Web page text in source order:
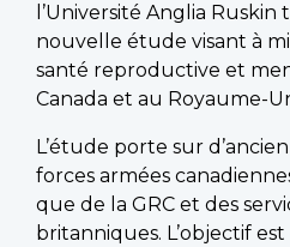
l’Université Anglia
nouvelle étude visant à
santé reproductive et
Canada et au Royaume-
L’étude porte sur
forces armées
que de la GRC et des
britanniques. L’objectif